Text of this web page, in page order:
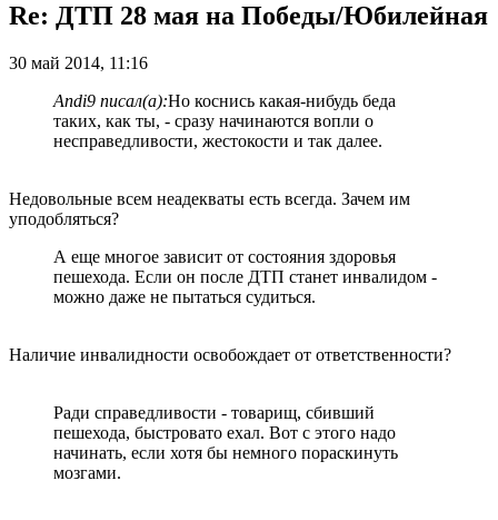
Re: ДТП 28 мая на Победы/Юбилейная
30 май 2014, 11:16
Andi9 писал(а):Но коснись какая-нибудь беда
таких, как ты, - сразу начинаются вопли о
несправедливости, жестокости и так далее.
Недовольные всем неадекваты есть всегда. Зачем им
уподобляться?
А еще многое зависит от состояния здоровья
пешехода. Если он после ДТП станет инвалидом -
можно даже не пытаться судиться.
Наличие инвалидности освобождает от ответственности?
Ради справедливости - товарищ, сбивший
пешехода, быстровато ехал. Вот с этого надо
начинать, если хотя бы немного пораскинуть
мозгами.